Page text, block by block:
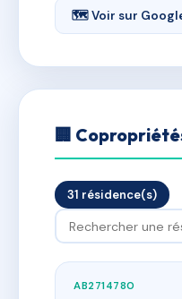
🗺 Voir sur
🏢
31 résidence(s)
AB2714780